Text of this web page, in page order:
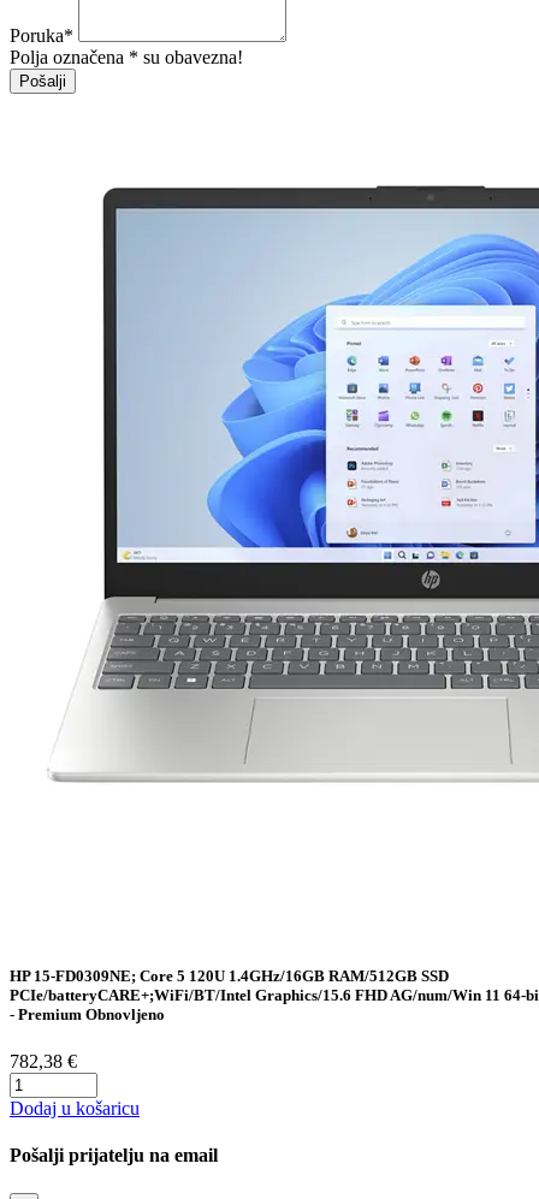
Poruka*
Polja označena * su obavezna!
Pošalji
HP 15-FD0309NE; Core 5 120U 1.4GHz/16GB RAM/512GB SSD
PCIe/batteryCARE+;WiFi/BT/Intel Graphics/15.6 FHD AG/num/Win 11 64-
- Premium Obnovljeno
782,38 €
Dodaj u košaricu
Pošalji prijatelju na email